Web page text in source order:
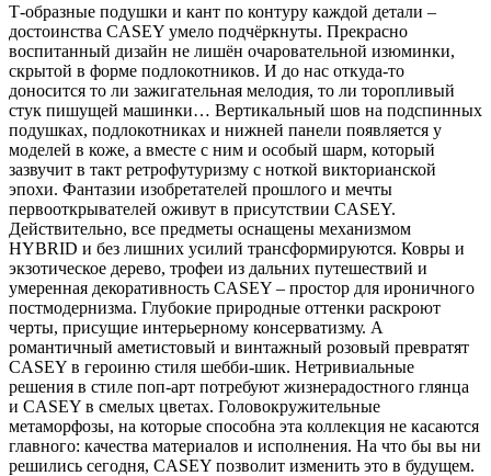
Т-образные подушки и кант по контуру каждой детали –
достоинства CASEY умело подчёркнуты. Прекрасно
воспитанный дизайн не лишён очаровательной изюминки,
скрытой в форме подлокотников. И до нас откуда-то
доносится то ли зажигательная мелодия, то ли торопливый
стук пишущей машинки… Вертикальный шов на подспинных
подушках, подлокотниках и нижней панели появляется у
моделей в коже, а вместе с ним и особый шарм, который
зазвучит в такт ретрофутуризму с ноткой викторианской
эпохи. Фантазии изобретателей прошлого и мечты
первооткрывателей оживут в присутствии CASEY.
Действительно, все предметы оснащены механизмом
HYBRID и без лишних усилий трансформируются. Ковры и
экзотическое дерево, трофеи из дальних путешествий и
умеренная декоративность CASEY – простор для ироничного
постмодернизма. Глубокие природные оттенки раскроют
черты, присущие интерьерному консерватизму. А
романтичный аметистовый и винтажный розовый превратят
CASEY в героиню стиля шебби-шик. Нетривиальные
решения в стиле поп-арт потребуют жизнерадостного глянца
и CASEY в смелых цветах. Головокружительные
метаморфозы, на которые способна эта коллекция не касаются
главного: качества материалов и исполнения. На что бы вы ни
решились сегодня, CASEY позволит изменить это в будущем.